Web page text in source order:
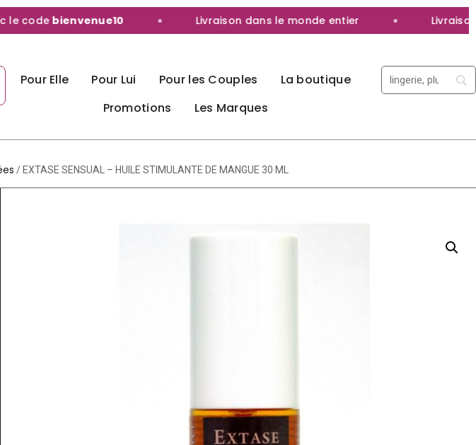
codebienvenue10 Livraison dans le monde entier Livraison
Pour Elle Pour Lui Pour les Couples
La boutique
Promotions
Les Marques
/ EXTASE SENSUAL – HUILE STIMULANTE DE MANGUE 30 ML